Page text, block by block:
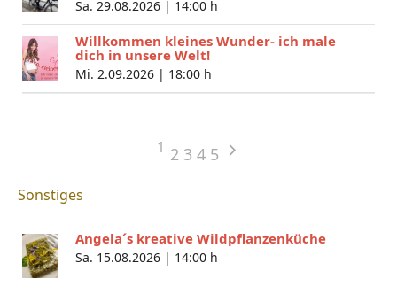
Sa. 29.08.2026 | 14:00 h
Willkommen kleines Wunder- ich male
dich in unsere Welt!
Mi. 2.09.2026 | 18:00 h
1 2 3 4 5
Sonstiges
Angela´s kreative Wildpflanzenküche
Sa. 15.08.2026 | 14:00 h